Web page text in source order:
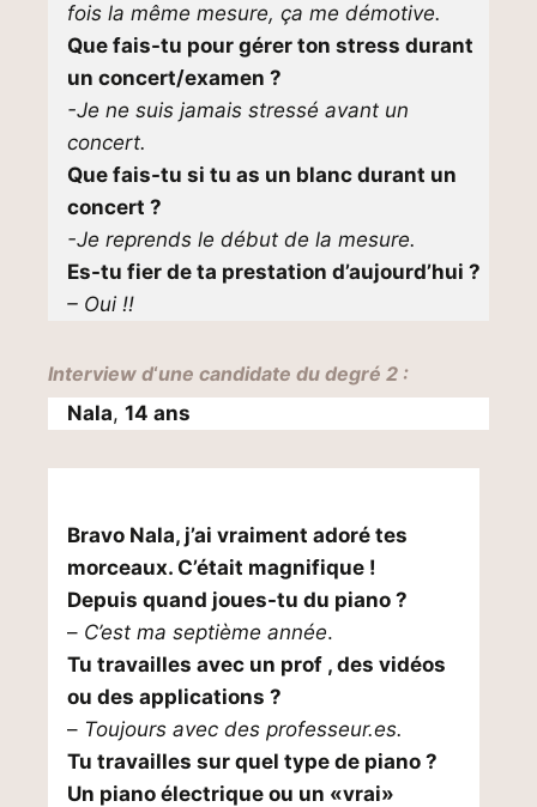
fois la même mesure, ça me démotive.
Que fais-tu pour gérer ton stress durant
un concert/examen ?
-Je ne suis jamais stressé avant un
concert.
Que fais-tu si tu as un blanc durant un
concert ?
-Je reprends le début de la mesure.
Es-tu fier de ta prestation d’aujourd’hui ?
– Oui !!
Interview d‘une candidate du degré 2 :
Nala, 14 ans
Bravo Nala, j’ai vraiment adoré tes
morceaux. C’était magnifique !
Depuis quand joues-tu du piano ?
– C’est ma septième année.
Tu travailles avec un prof , des vidéos
ou des applications ?
– Toujours avec des professeur.es.
Tu travailles sur quel type de piano ?
Un piano électrique ou un «vrai»